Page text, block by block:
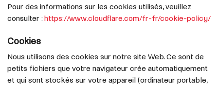
Pour des informations sur les cookies utilisés, veuillez
consulter : https://www.cloudflare.com/fr-fr/cookie-policy/
Cookies
Nous utilisons des cookies sur notre site Web. Ce sont de
petits fichiers que votre navigateur crée automatiquement
et qui sont stockés sur votre appareil (ordinateur portable,